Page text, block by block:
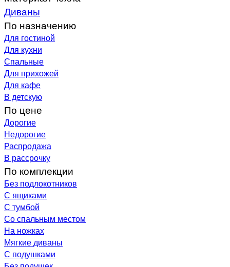
Диваны
По назначению
Для гостиной
Для кухни
Спальные
Для прихожей
Для кафе
В детскую
По цене
Дорогие
Недорогие
Распродажа
В рассрочку
По комплекции
Без подлокотников
С ящиками
С тумбой
Со спальным местом
На ножках
Мягкие диваны
С подушками